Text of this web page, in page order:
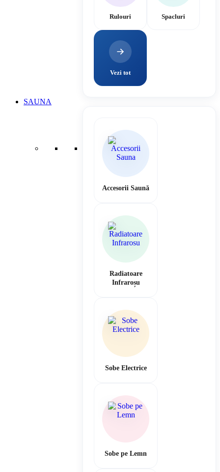
Rulouri Spacluri
Vezi tot
SAUNA
Accesorii Saună
Radiatoare
Infraroșu
Sobe Electrice
Sobe pe Lemn